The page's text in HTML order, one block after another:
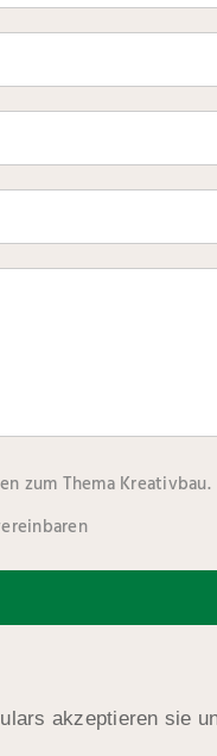
zum Thema Kreativbau.
akzeptieren sie